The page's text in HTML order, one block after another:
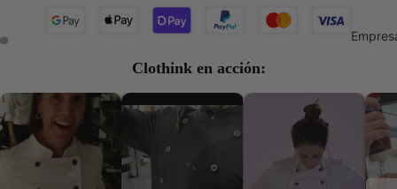
a
pantalla
completa
a
pantalla
completa
Clothink en acción: